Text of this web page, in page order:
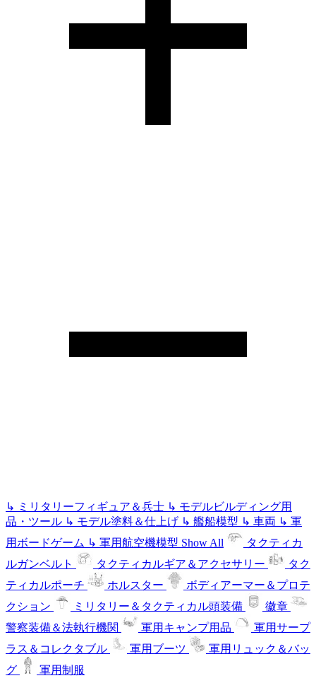
↳ ミリタリーフィギュア＆兵士 ↳ モデルビルディング用
品・ツール ↳ モデル塗料＆仕上げ ↳ 艦船模型 ↳ 車両 ↳ 軍
用ボードゲーム ↳ 軍用航空機模型 Show All
タクティカ
ルガンベルト
タクティカルギア＆アクセサリー
タク
ティカルポーチ
ホルスター
ボディアーマー＆プロテ
クション
ミリタリー＆タクティカル頭装備
徽章
警察装備＆法執行機関
軍用キャンプ用品
軍用サープ
ラス＆コレクタブル
軍用ブーツ
軍用リュック＆バッ
グ
軍用制服